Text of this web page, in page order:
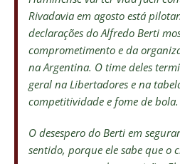
Rivadavia em agosto está
declarações do Alfredo Berti
comprometimento e da
na Argentina. O time deles
geral na Libertadores e na
competitividade e fome de bola.
O desespero do Berti em
sentido, porque ele sabe que o